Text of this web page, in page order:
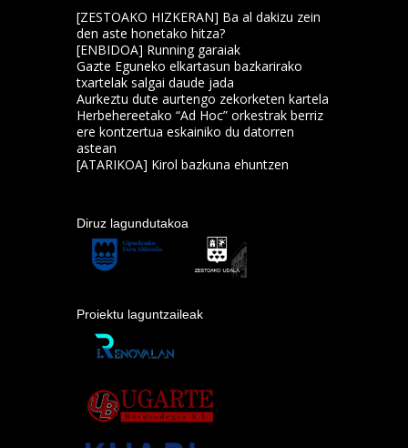
[ZESTOAKO HIZKERAN] Ba al dakizu zein
den aste honetako hitza?
[ENBIDOA] Running garaiak
Gazte Eguneko elkartasun bazkarirako
txartelak salgai daude jada
Aurkeztu dute aurtengo zekorketen kartela
Herbehereetako “Ad Hoc” orkestrak berriz
ere kontzertua eskainiko du datorren
astean
[ATARIKOA] Kirol bazkuna ehuntzen
Diruz lagundutakoa
Proiektu laguntzaileak